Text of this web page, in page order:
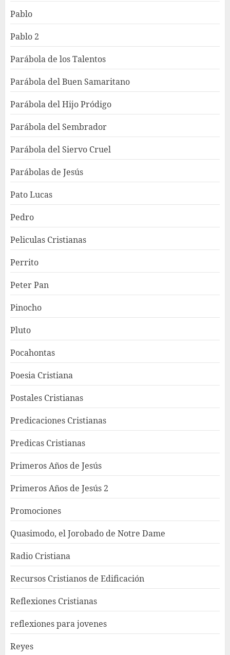
Pablo
Pablo 2
Parábola de los Talentos
Parábola del Buen Samaritano
Parábola del Hijo Pródigo
Parábola del Sembrador
Parábola del Siervo Cruel
Parábolas de Jesús
Pato Lucas
Pedro
Peliculas Cristianas
Perrito
Peter Pan
Pinocho
Pluto
Pocahontas
Poesia Cristiana
Postales Cristianas
Predicaciones Cristianas
Predicas Cristianas
Primeros Años de Jesús
Primeros Años de Jesús 2
Promociones
Quasimodo, el Jorobado de Notre Dame
Radio Cristiana
Recursos Cristianos de Edificación
Reflexiones Cristianas
reflexiones para jovenes
Reyes